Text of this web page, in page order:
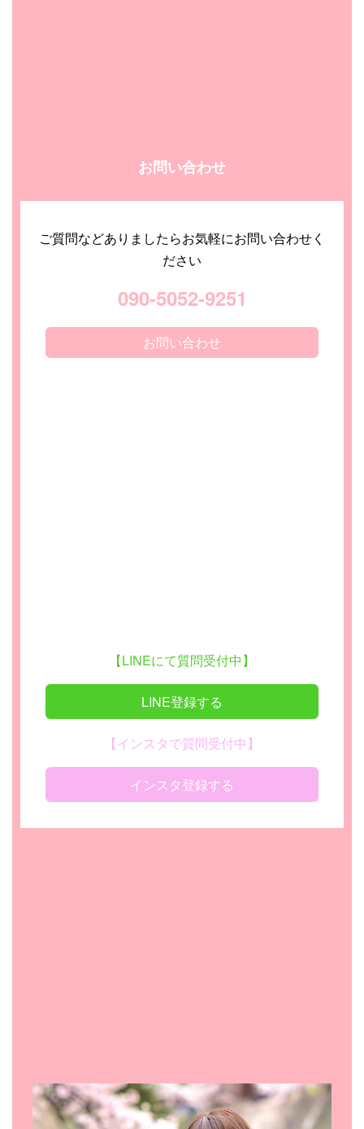
お問い合わせ
ご質問などありましたらお気軽にお問い合わせく
ださい
090-5052-9251
お問い合わせ
【LINEにて質問受付中】
LINE登録する
【インスタで質問受付中】
インスタ登録する